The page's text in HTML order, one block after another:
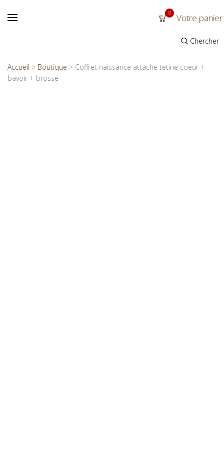
0 Votre panier
Chercher
Accueil > Boutique > Coffret naissance attache tetine coeur +
bavoir + brosse